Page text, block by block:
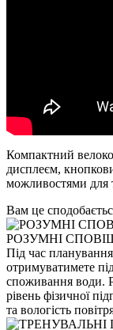
Компактний
дисплеєм,
можливостями для
Вам це
РОЗУМНІ
Під час
отримуватимете
споживання води.
рівень фізичної
та вологість